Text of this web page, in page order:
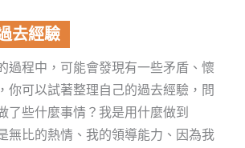
去經驗
過程中，可能會發現有一些矛盾、懷
你可以試著整理自己的過去經驗，問
了些什麼事情？我是用什麼做到
無比的熱情、我的領導能力、因為我